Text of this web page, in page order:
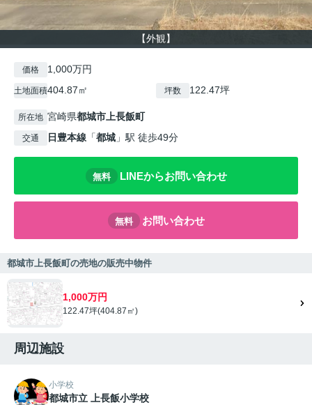
【外観】
価格 1,000万円
土地面積404.87㎡ 坪数 122.47坪
所在地 宮崎県都城市上長飯町
交通 日豊本線 「都城 」駅 徒歩49分
無料 LINEからお問い合わせ
無料 お問い合わせ
都城市上長飯町の売地の販売中物件
1,000万円
122.47坪(404.87㎡)
周辺施設
小学校
都城市立 上長飯小学校